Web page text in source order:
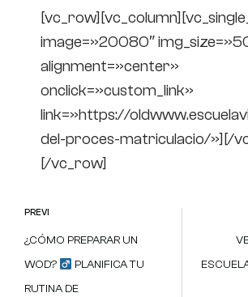
image=»20080″
alignment=»center»
onclick=»custom_link»
link=»https://
del-proces-matriculacio/»][/
[/vc_row]
PREVI
¿CÓMO PREPARAR UN
WOD?
PLANIFICA TU
RUTINA DE